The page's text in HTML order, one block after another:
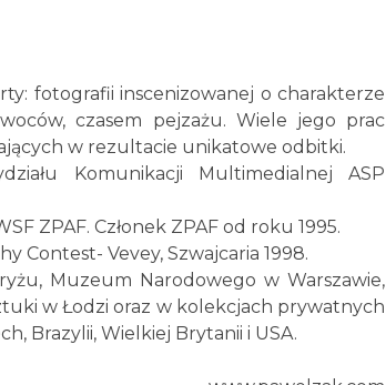
fotografii inscenizowanej o charakterze
czasem pejzażu. Wiele jego prac
w rezultacie unikatowe odbitki.
Komunikacji Multimedialnej ASP
ZPAF. Członek ZPAF od roku 1995.
Contest- Vevey, Szwajcaria 1998.
Muzeum Narodowego w Warszawie,
w Łodzi oraz w kolekcjach prywatnych
Brazylii, Wielkiej Brytanii i USA.